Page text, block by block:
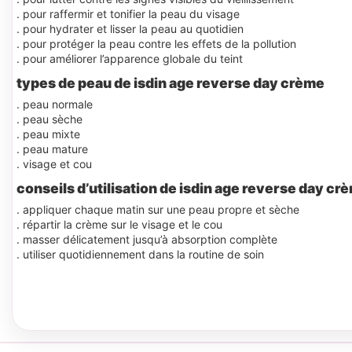
. pour raffermir et tonifier la peau du visage
. pour hydrater et lisser la peau au quotidien
. pour protéger la peau contre les effets de la pollution
. pour améliorer l’apparence globale du teint
types de peau de isdin age reverse day crème
. peau normale
. peau sèche
. peau mixte
. peau mature
. visage et cou
conseils d’utilisation de isdin age reverse day
. appliquer chaque matin sur une peau propre et sèche
. répartir la crème sur le visage et le cou
. masser délicatement jusqu’à absorption complète
. utiliser quotidiennement dans la routine de soin